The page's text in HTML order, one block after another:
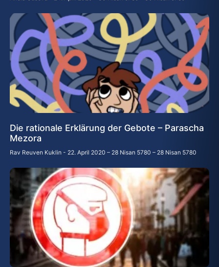
Die rationale Erklärung der Gebote – Parascha
Mezora
Rav Reuven Kuklin 22. April 2020 – 28 Nisan 5780 – 28 Nisan 5780